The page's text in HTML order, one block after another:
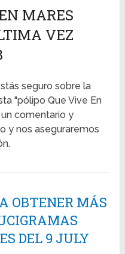
MARES
VEZ
seguro sobre la
"pólipo Que Vive En
un comentario y
y nos aseguraremos
OBTENER MÁS
DEL 9 JULY